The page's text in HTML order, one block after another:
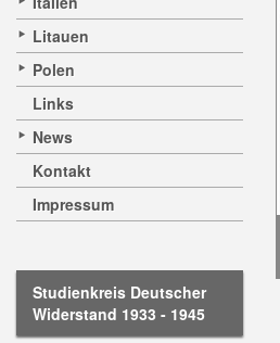
Litauen
Polen
Links
News
Kontakt
Impressum
Studienkreis Deutscher
Widerstand 1933 - 1945